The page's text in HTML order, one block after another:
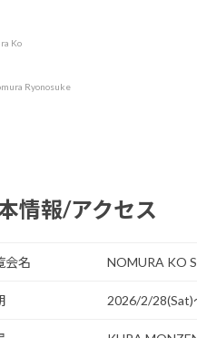
Ko
Ryonosuke
情報/アクセス
会名 NOMURA KO
2026/2/28(Sat)